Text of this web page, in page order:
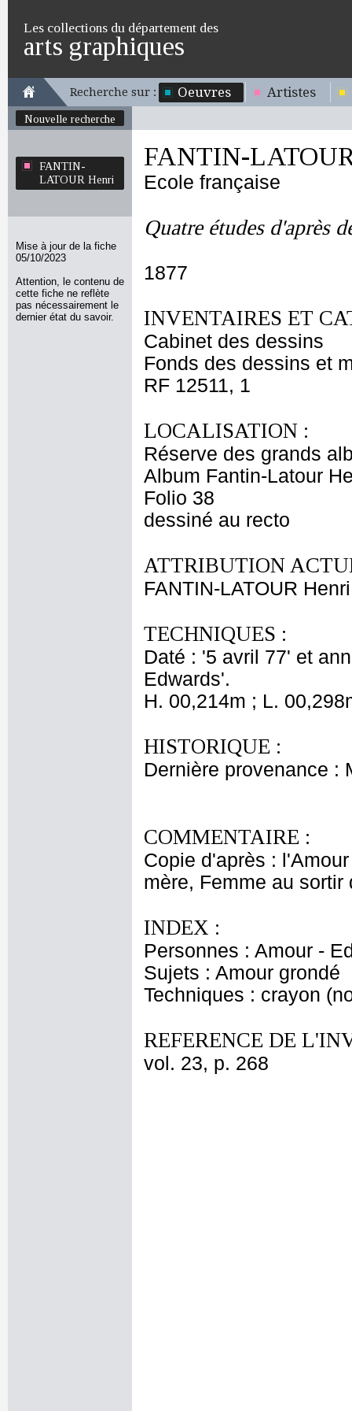
Les collections du département des
arts graphiques
Recherche sur : Oeuvres Artistes
Nouvelle recherche
FANTIN-
LATOUR Henri
Mise à jour de la fiche
05/10/2023
Attention, le contenu de
cette fiche ne reflète
pas nécessairement le
dernier état du savoir.
FANTIN-
Ecole française
Quatre études d'après
1877
INVENTAIRES ET
Cabinet des dessins
Fonds des dessins et
RF 12511, 1
LOCALISATION :
Réserve des grands
Album Fantin-Latour
Folio 38
dessiné au recto
ATTRIBUTION
FANTIN-LATOUR Henri
TECHNIQUES :
Daté : '5 avril 77' et
Edwards'.
H. 00,214m ; L.
HISTORIQUE :
Dernière provenance :
COMMENTAIRE :
Copie d'après :
mère, Femme au
INDEX :
Personnes : Amour -
Sujets : Amour grondé
Techniques : crayon
REFERENCE DE
vol. 23, p. 268